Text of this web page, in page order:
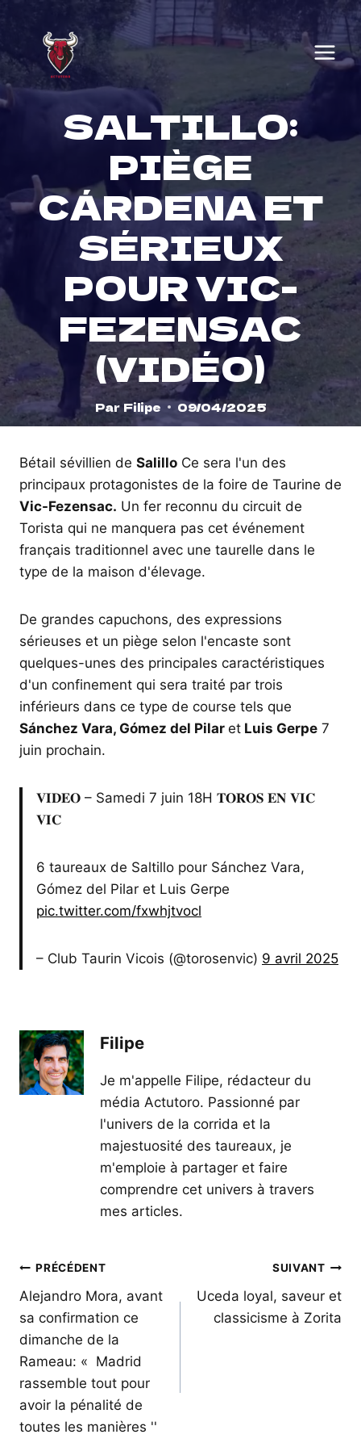
content
SALTILLO:
PIÈGE
CÁRDENA ET
SÉRIEUX
POUR VIC-
FEZENSAC
(VIDÉO)
Par Filipe 09/04/2025
Bétail sévillien de Salillo Ce sera l'un des
principaux protagonistes de la foire de Taurine de
Vic-Fezensac. Un fer reconnu du circuit de
Torista qui ne manquera pas cet événement
français traditionnel avec une taurelle dans le
type de la maison d'élevage.
De grandes capuchons, des expressions
sérieuses et un piège selon l'encaste sont
quelques-unes des principales caractéristiques
d'un confinement qui sera traité par trois
inférieurs dans ce type de course tels que
Sánchez Vara, Gómez del Pilar et Luis Gerpe 7
juin prochain.
𝐕𝐈𝐃𝐄𝐎 – Samedi 7 juin 18H 𝐓𝐎𝐑𝐎𝐒 𝐄𝐍 𝐕𝐈𝐂
𝐕𝐈𝐂
6 taureaux de Saltillo pour Sánchez Vara,
Gómez del Pilar et Luis Gerpe
pic.twitter.com/fxwhjtvocl
– Club Taurin Vicois (@torosenvic) 9 avril 2025
Filipe
Je m'appelle Filipe, rédacteur du
média Actutoro. Passionné par
l'univers de la corrida et la
majestuosité des taureaux, je
m'emploie à partager et faire
comprendre cet univers à travers
mes articles.
Navigation
de
l’article
PRÉCÉDENT
Alejandro Mora, avant
sa confirmation ce
dimanche de la
Rameau: « Madrid
rassemble tout pour
avoir la pénalité de
toutes les manières ''
SUIVANT
Uceda loyal, saveur et
classicisme à Zorita